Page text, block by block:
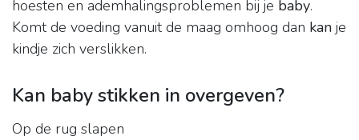
hoesten en ademhalingsproblemen bij je baby.
Komt de voeding vanuit de maag omhoog dan kan je
kindje zich verslikken.
Kan baby stikken in overgeven?
Op de rug slapen